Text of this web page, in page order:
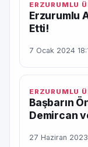
ERZURUMLU
Erzurumlu
Etti!
7 Ocak 2024
ERZURUMLU
Başbarın
Demircan
27 Haziran